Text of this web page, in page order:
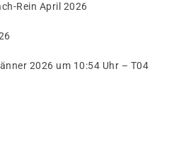
Rein April 2026
2026 um 10:54 Uhr – T04